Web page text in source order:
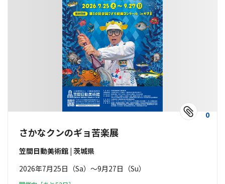
0
さかなクンのギョ苦楽展
笠間日動美術館 | 茨城県
2026年7月25日（Sa）〜9月27日（Su）